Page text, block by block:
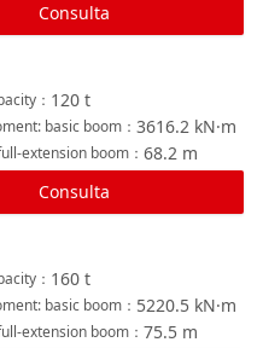
Consulta
120 t
：
3616.2 kN·m
basic boom ：
68.2 m
extension boom ：
Consulta
160 t
：
5220.5 kN·m
basic boom ：
75.5 m
extension boom ：